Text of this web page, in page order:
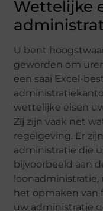
Wettelijke
U bent
geworden om
een saai Excel-
wettelijke eisen
Zij zijn vaak net
regelgeving. Er
administratie die
bijvoorbeeld aan
loonadministratie,
het opmaken van
uw administratie